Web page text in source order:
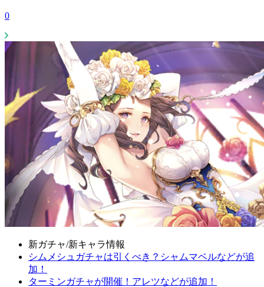
0
新ガチャ/新キャラ情報
シムメシュガチャは引くべき？シャムマベルなどが追
加！
ターミンガチャが開催！アレツなどが追加！